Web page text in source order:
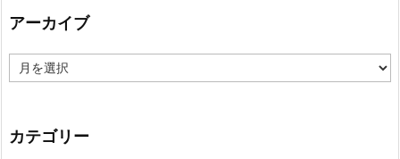
アーカイブ
ー
ブ
カテゴリー